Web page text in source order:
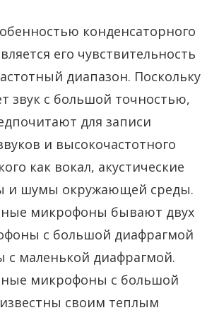
конденсаторного
его чувствительность
диапазон. Поскольку
звук с большой точностью,
для записи
и высокочастотного
как вокал, акустические
и шумы окружающей среды.
микрофоны бывают двух
с большой диафрагмой
маленькой диафрагмой.
микрофоны с большой
своим теплым